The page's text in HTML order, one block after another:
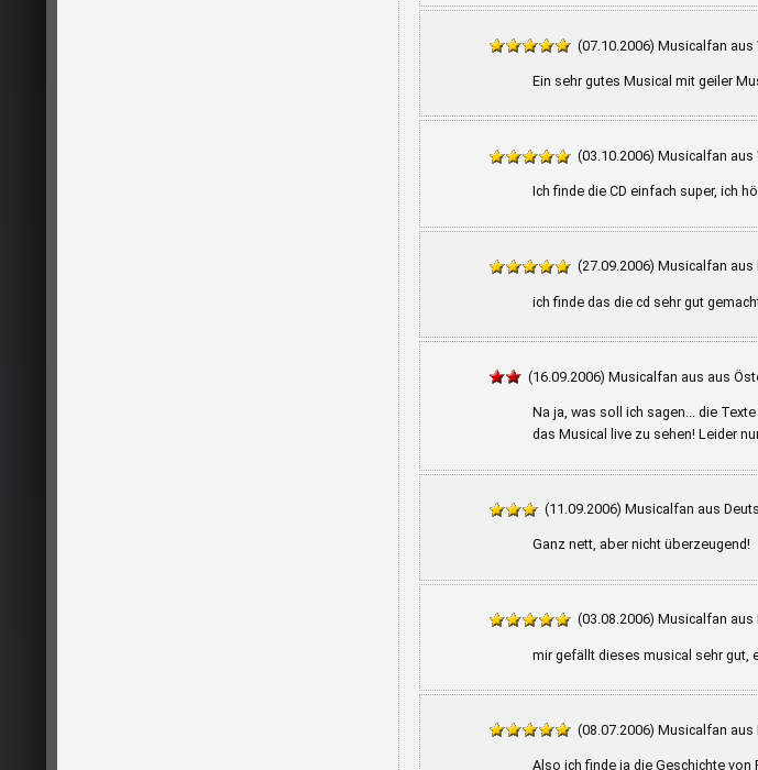
(07.10.2006) Musicalfan aus
Ein sehr gutes Musical mit geiler
(03.10.2006) Musicalfan aus
Ich finde die CD einfach super, ich
(27.09.2006) Musicalfan aus
ich finde das die cd sehr gut
(16.09.2006) Musicalfan aus aus
Na ja, was soll ich sagen... die
das Musical live zu sehen! Leider
(11.09.2006) Musicalfan aus
Ganz nett, aber nicht überzeugend!
(03.08.2006) Musicalfan aus
mir gefällt dieses musical sehr gut,
(08.07.2006) Musicalfan aus
Also ich finde ja die Geschichte